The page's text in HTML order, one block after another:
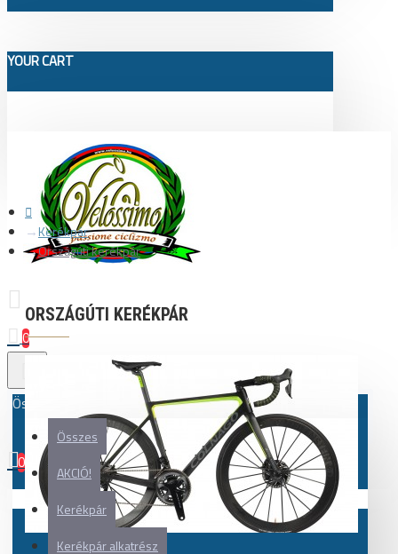
YOUR CART
0
Összes
Összes
AKCIÓ!
Kerékpár
Kerékpár alkatrész
0
Az Ön kosara üres!
Kerékpár
Országúti kerékpár
ORSZÁGÚTI KERÉKPÁR